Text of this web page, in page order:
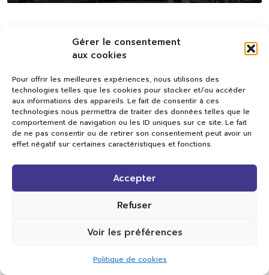
Gérer le consentement
aux cookies
Pour offrir les meilleures expériences, nous utilisons des
technologies telles que les cookies pour stocker et/ou accéder
aux informations des appareils. Le fait de consentir à ces
technologies nous permettra de traiter des données telles que le
comportement de navigation ou les ID uniques sur ce site. Le fait
de ne pas consentir ou de retirer son consentement peut avoir un
effet négatif sur certaines caractéristiques et fonctions.
Accepter
Refuser
Voir les préférences
Politique de cookies
Val TV
Centre de Compétences Médias
Rue du Pont-Neuf 24
Tous droits réservés.
Réalisation Cavin-Baudat Digital Lab